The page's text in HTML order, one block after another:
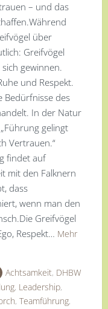
– und das
über
Greifvögel
gewinnen.
und Respekt.
Bedürfnisse des
In der Natur
gelingt
Vertrauen.“
findet auf
mit den Falknern
dass
wenn man den
Greifvögel
Respekt… Mehr
Achtsamkeit, DHBW
, Leadership,
, Teamführung,